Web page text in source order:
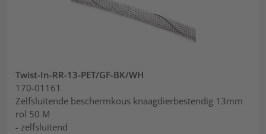
Twist-In-RR-13-PET/GF-BK/WH
170-01161
Zelfsluitende beschermkous knaagdierbestendig 13mm
rol 50 M
- zelfsluitend